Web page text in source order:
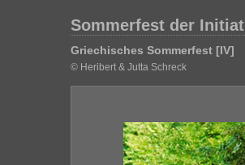
Sommerfest der
Griechisches Sommerfest [IV]
© Heribert & Jutta Schreck